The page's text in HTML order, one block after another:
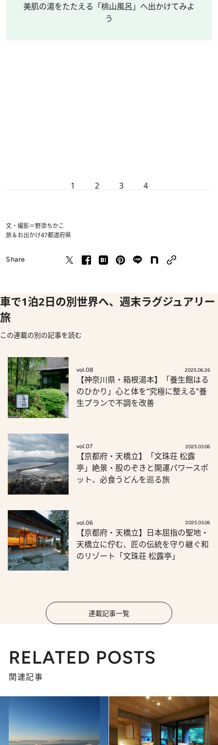
美肌の湯をたたえる「桃山風呂」へ出かけてみよ
う
1 2 3 4
文・撮影＝野添ちかこ
旅＆お出かけ47都道府県
Share
車で1泊2日の別世界へ、週末ラグジュアリー
旅
この連載の別の記事を読む
vol.08 2025.06.26
【神奈川県・箱根湯本】「養生館はる
のひかり」心と体を“究極に整える”養
生プランで不調を改善
vol.07 2025.03.06
【京都府・天橋立】「文珠荘 松露
亭」絶景・股のぞきと開運パワースポ
ット、必食うどんを巡る旅
vol.06 2025.03.06
【京都府・天橋立】日本屈指の聖地・
天橋立に佇む、匠の伝統を守り継ぐ和
のリゾート「文珠荘 松露亭」
連載記事一覧
RELATED POSTS
関連記事